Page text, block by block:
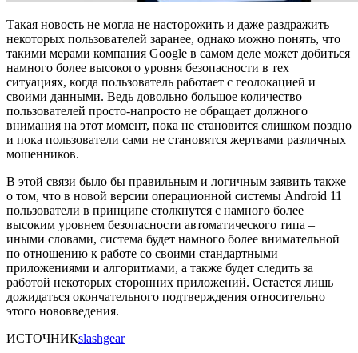
Такая новость не могла не насторожить и даже раздражить
некоторых пользователей заранее, однако можно понять, что
такими мерами компания Google в самом деле может добиться
намного более высокого уровня безопасности в тех
ситуациях, когда пользователь работает с геолокацией и
своими данными. Ведь довольно большое количество
пользователей просто-напросто не обращает должного
внимания на этот момент, пока не становится слишком поздно
и пока пользователи сами не становятся жертвами различных
мошенников.
В этой связи было бы правильным и логичным заявить также
о том, что в новой версии операционной системы Android 11
пользователи в принципе столкнутся с намного более
высоким уровнем безопасности автоматического типа –
иными словами, система будет намного более внимательной
по отношению к работе со своими стандартными
приложениями и алгоритмами, а также будет следить за
работой некоторых сторонних приложений. Остается лишь
дожидаться окончательного подтверждения относительно
этого нововведения.
ИСТОЧНИКslashgear